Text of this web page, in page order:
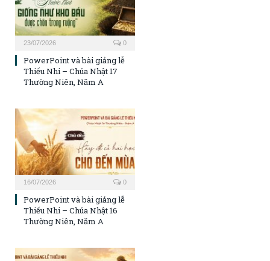
23/07/2026 0
PowerPoint và bài giảng lễ
Thiếu Nhi – Chúa Nhật 17
Thường Niên, Năm A
16/07/2026 0
PowerPoint và bài giảng lễ
Thiếu Nhi – Chúa Nhật 16
Thường Niên, Năm A